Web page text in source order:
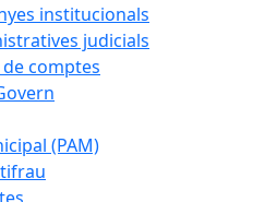
institucionals
judicials
comptes
(PAM)